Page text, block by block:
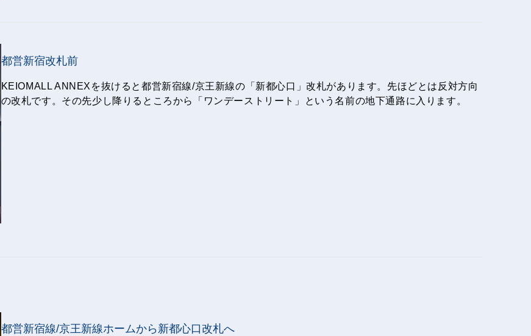
都営新宿改札前
KEIOMALL ANNEXを抜けると都営新宿線/京王新線の「新都心口」改札があります。先ほどとは反対方向
の改札です。その先少し降りるところから「ワンデーストリート」という名前の地下通路に入ります。
都営新宿線/京王新線ホームから新都心口改札へ